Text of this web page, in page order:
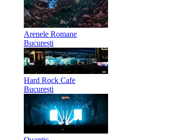
Arenele Romane
București
Hard Rock Cafe
București